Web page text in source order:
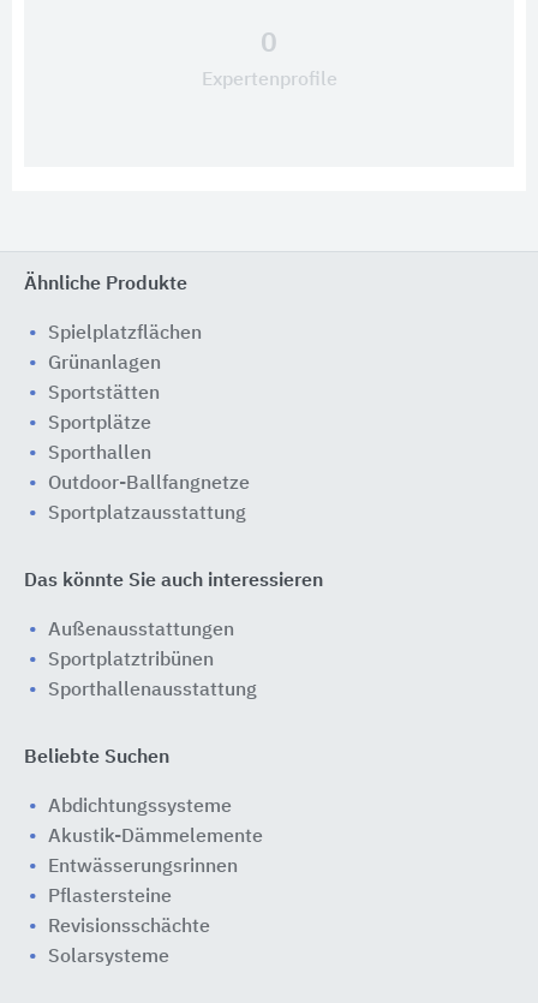
0
Expertenprofile
Ähnliche Produkte
Spielplatzflächen
Grünanlagen
Sportstätten
Sportplätze
Sporthallen
Outdoor-Ballfangnetze
Sportplatzausstattung
Das könnte Sie auch interessieren
Außenausstattungen
Sportplatztribünen
Sporthallenausstattung
Beliebte Suchen
Abdichtungssysteme
Akustik-Dämmelemente
Entwässerungsrinnen
Pflastersteine
Revisionsschächte
Solarsysteme